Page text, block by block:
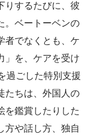
りするたびに、彼
。ベートーベンの
者でなくとも、ケ
」を、ケアを受け
過ごした特別支援
たちは、外国人の
を鑑賞したりした
方や話し方、独自